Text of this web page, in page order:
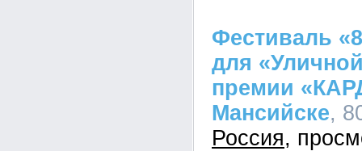
Фестиваль
для
премии
Мансийске,
Россия